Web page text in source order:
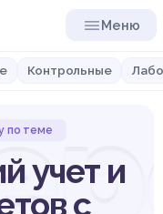
Меню
Контрольные
по теме
учет и
с